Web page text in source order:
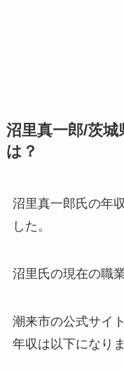
沼里真一郎/茨
は？
沼里真一郎氏の年
した。
沼里氏の現在の職
潮来市の公式サイ
年収は以下になりま